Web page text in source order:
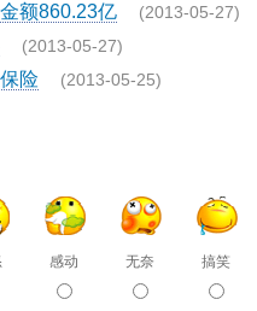
额860.23亿 (2013-05-27)
(2013-05-27)
险 (2013-05-25)
感动 无奈 搞笑